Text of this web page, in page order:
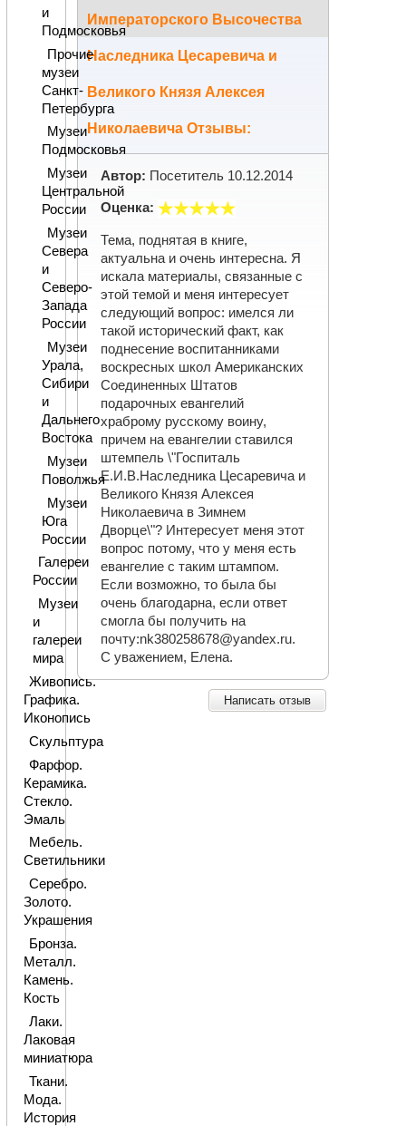
Императорского Высочества
Наследника Цесаревича и
Великого Князя Алексея
Николаевича Отзывы:
Автор: Посетитель 10.12.2014
Оценка:
Тема, поднятая в книге,
актуальна и очень интересна. Я
искала материалы, связанные с
этой темой и меня интересует
следующий вопрос: имелся ли
такой исторический факт, как
поднесение воспитанниками
воскресных школ Американских
Соединенных Штатов
подарочных евангелий
храброму русскому воину,
причем на евангелии ставился
штемпель \"Госпиталь
Е.И.В.Наследника Цесаревича и
Великого Князя Алексея
Николаевича в Зимнем
Дворце\"? Интересует меня этот
вопрос потому, что у меня есть
евангелие с таким штампом.
Если возможно, то была бы
очень благодарна, если ответ
смогла бы получить на
почту:nk380258678@yandex.ru.
С уважением, Елена.
Написать отзыв
и
Подмосковья
Прочие
музеи
Санкт-
Петербурга
Музеи
Подмосковья
Музеи
Центральной
России
Музеи
Севера
и
Северо-
Запада
России
Музеи
Урала,
Сибири
и
Дальнего
Востока
Музеи
Поволжья
Музеи
Юга
России
Галереи
России
Музеи
и
галереи
мира
Живопись.
Графика.
Иконопись
Скульптура
Фарфор.
Керамика.
Стекло.
Эмаль
Мебель.
Светильники
Серебро.
Золото.
Украшения
Бронза.
Металл.
Камень.
Кость
Лаки.
Лаковая
миниатюра
Ткани.
Мода.
История